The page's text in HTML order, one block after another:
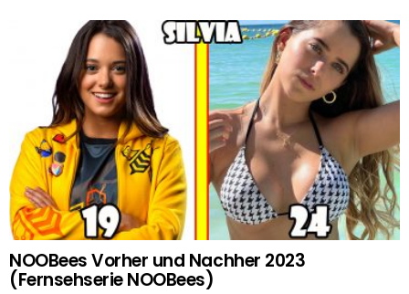
NOOBees Vorher und Nachher 2023
(Fernsehserie NOOBees)